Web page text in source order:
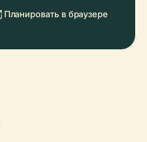
Планировать в браузере